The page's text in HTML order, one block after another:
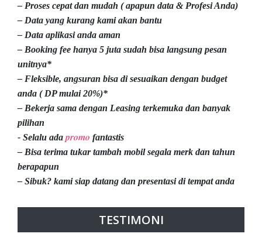
– Proses cepat dan mudah ( apapun data & Profesi Anda)
– Data yang kurang kami akan bantu
– Data aplikasi anda aman
– Booking fee hanya 5 juta sudah bisa langsung pesan
unitnya*
– Fleksible, angsuran bisa di sesuaikan dengan budget
anda ( DP mulai 20%)*
– Bekerja sama dengan Leasing terkemuka dan banyak
pilihan
- Selalu ada promo fantastis
– Bisa terima tukar tambah mobil segala merk dan tahun
berapapun
– Sibuk? kami siap datang dan presentasi di tempat anda
TESTIMONI